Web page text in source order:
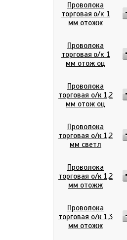
Проволока
торговая о/к 1
мм отожж
Проволока
торговая о/к 1
мм отож оц
Проволока
торговая о/к 1,2
мм отож оц
Проволока
торговая о/к 1,2
мм светл
Проволока
торговая о/к 1,2
мм отожж
Проволока
торговая о/к 1,3
мм отожж